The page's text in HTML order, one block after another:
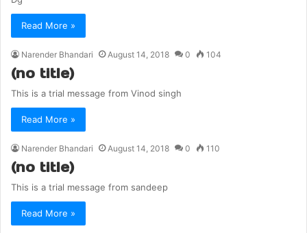
Read More »
Narender Bhandari August 14, 2018 0 104
(no title)
This is a trial message from Vinod singh
Read More »
Narender Bhandari August 14, 2018 0 110
(no title)
This is a trial message from sandeep
Read More »